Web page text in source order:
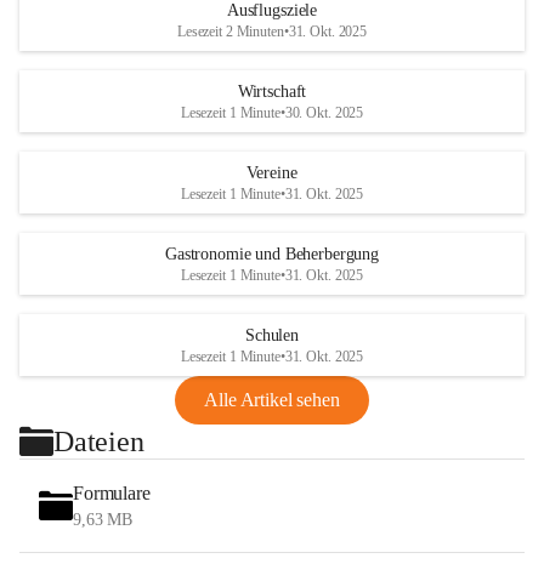
Ausflugsziele
Lesezeit 2 Minuten•31. Okt. 2025
Wirtschaft
Lesezeit 1 Minute•30. Okt. 2025
Vereine
Lesezeit 1 Minute•31. Okt. 2025
Gastronomie und Beherbergung
Lesezeit 1 Minute•31. Okt. 2025
Schulen
Lesezeit 1 Minute•31. Okt. 2025
Alle Artikel sehen
Dateien
Formulare
9,63 MB